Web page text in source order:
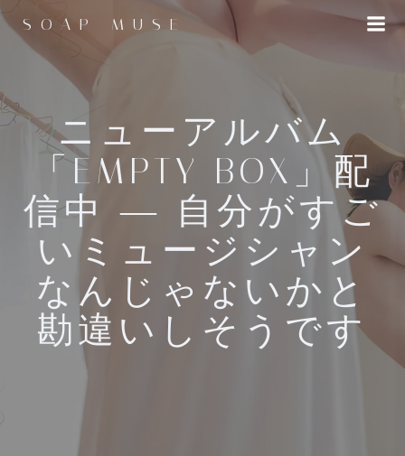
へ
プ
SOAP MUSE
ニューアルバム
「EMPTY BOX」配
信中 ― 自分がすご
いミュージシャン
なんじゃないかと
勘違いしそうです